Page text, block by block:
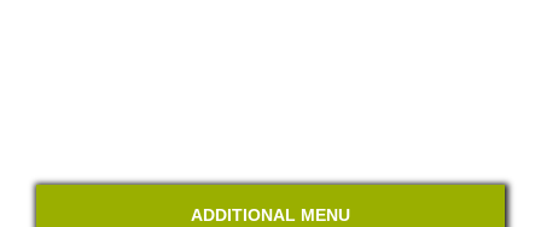
ADDITIONAL MENU